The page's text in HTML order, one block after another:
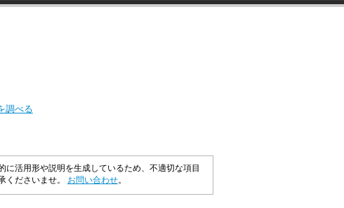
M
調べる
に活用形や説明を生成しているため、不適切な項目
くださいませ。 お問い合わせ。